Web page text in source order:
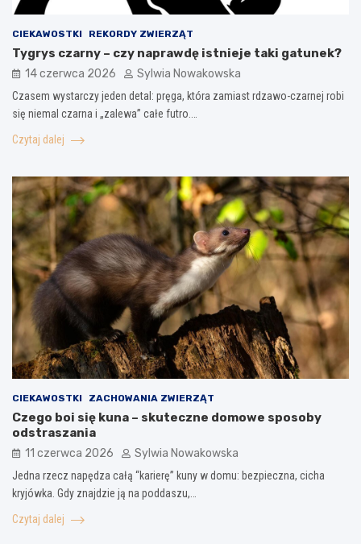
CIEKAWOSTKI REKORDY ZWIERZĄT
Tygrys czarny – czy naprawdę istnieje taki gatunek?
14 czerwca 2026 Sylwia Nowakowska
Czasem wystarczy jeden detal: pręga, która zamiast rdzawo-czarnej robi
się niemal czarna i „zalewa” całe futro.…
Czytaj dalej
CIEKAWOSTKI ZACHOWANIA ZWIERZĄT
Czego boi się kuna – skuteczne domowe sposoby
odstraszania
11 czerwca 2026 Sylwia Nowakowska
Jedna rzecz napędza całą “karierę” kuny w domu: bezpieczna, cicha
kryjówka. Gdy znajdzie ją na poddaszu,…
Czytaj dalej